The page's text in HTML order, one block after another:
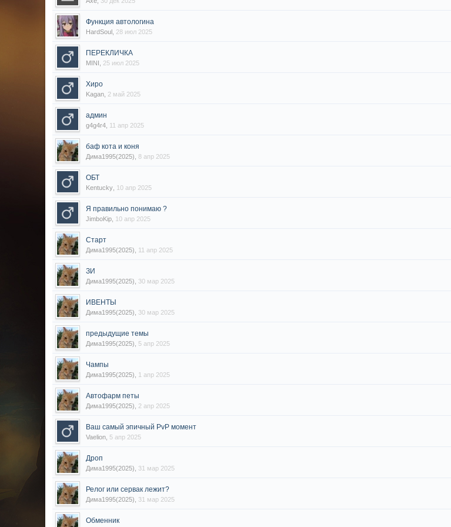
Функция автологина
HardSoul 28 июл 2025
ПЕРЕКЛИЧКА
MINI 25 июл 2025
Хиро
Kagan 2 май 2025
админ
g4g4r4 11 апр 2025
баф кота и коня
Дима1995(2025) 8 апр 2025
ОБТ
Kentucky 10 апр 2025
Я правильно понимаю ?
JimboKip 10 апр 2025
Старт
Дима1995(2025) 11 апр 2025
ЗИ
Дима1995(2025) 30 мар 2025
ИВЕНТЫ
Дима1995(2025) 30 мар 2025
предыдущие темы
Дима1995(2025) 5 апр 2025
Чампы
Дима1995(2025) 1 апр 2025
Автофарм петы
Дима1995(2025) 2 апр 2025
Ваш самый эпичный PvP момент
Vaelion 5 апр 2025
Дроп
Дима1995(2025) 31 мар 2025
Релог или сервак лежит?
Дима1995(2025) 31 мар 2025
Обменник